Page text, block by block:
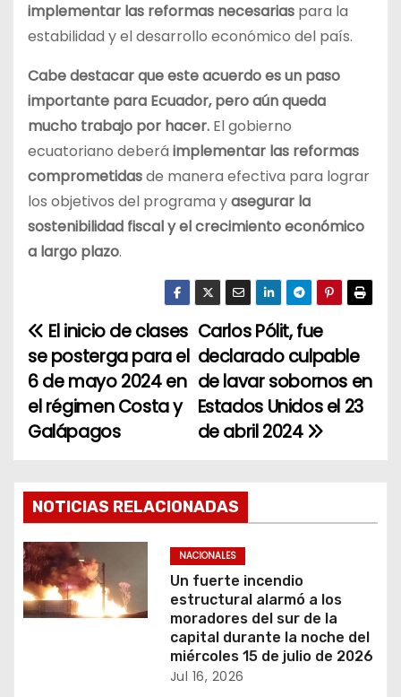
implementar las reformas necesarias para la
estabilidad y el desarrollo económico del país.
Cabe destacar que este acuerdo es un paso
importante para Ecuador, pero aún queda
mucho trabajo por hacer. El gobierno
ecuatoriano deberá implementar las reformas
comprometidasde manera efectiva para lograr
los objetivos del programa yasegurar la
sostenibilidad fiscal y el crecimiento económico
a largo plazo.
N
a
v
g
a
c
i
Carlos Pólit, fue
declarado culpable
de lavar sobornos en
Estados Unidos el 23
de abril 2024
El inicio de clases
se posterga para el
6 de mayo 2024 en
el régimen Costa y
Galápagos
NOTICIAS RELACIONADAS
NACIONALES
Un fuerte incendio
estructural alarmó a los
moradores del sur de la
capital durante la noche del
miércoles 15 de julio de 2026
Jul 16, 2026